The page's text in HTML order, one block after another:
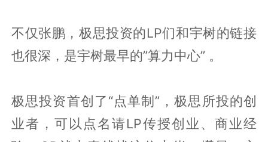
不仅张鹏，极思投资的LP们和宇树的链接
也很深，是宇树最早的”算力中心” 。
极思投资首创了“点单制”，极思所投的创
业者，可以点名请LP传授创业、商业经